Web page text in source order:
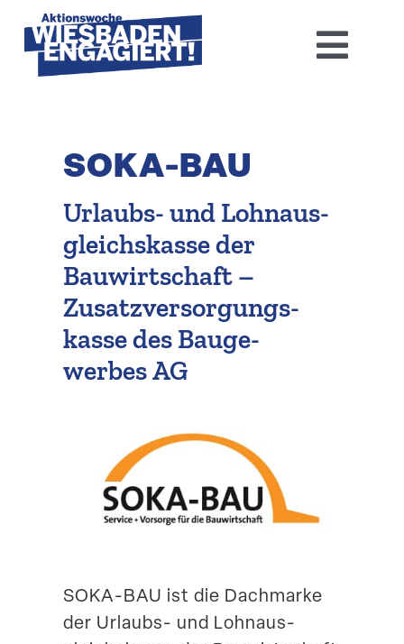
content
Aktions­woche 2026
Basis-Infos
Dokumen­tation 2025
Aktuelles
Kontakt
Suche
SOKA-BAU
Urlaubs- und Lohnaus­
gleichs­kasse der
Bauwirt­schaft –
Zusatz­ver­sor­gungs­
kasse des Bauge­
werbes AG
SOKA-BAU ist die Dachmarke
der Urlaubs- und Lohnaus­